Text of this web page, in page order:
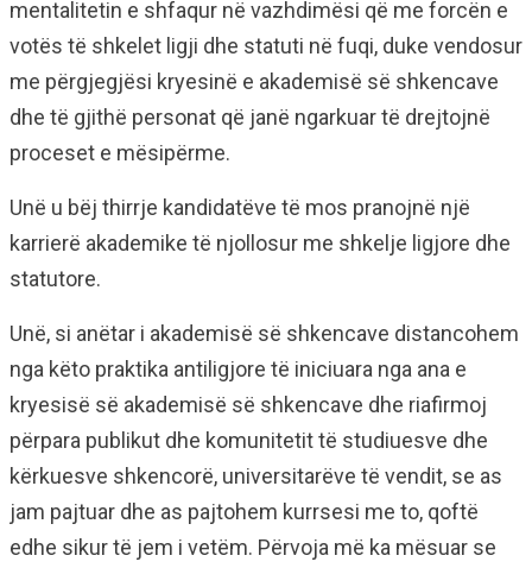
mentalitetin e shfaqur në vazhdimësi që me forcën e
votës të shkelet ligji dhe statuti në fuqi, duke vendosur
me përgjegjësi kryesinë e akademisë së shkencave
dhe të gjithë personat që janë ngarkuar të drejtojnë
proceset e mësipërme.
Unë u bëj thirrje kandidatëve të mos pranojnë një
karrierë akademike të njollosur me shkelje ligjore dhe
statutore.
Unë, si anëtar i akademisë së shkencave distancohem
nga këto praktika antiligjore të iniciuara nga ana e
kryesisë së akademisë së shkencave dhe riafirmoj
përpara publikut dhe komunitetit të studiuesve dhe
kërkuesve shkencorë, universitarëve të vendit, se as
jam pajtuar dhe as pajtohem kurrsesi me to, qoftë
edhe sikur të jem i vetëm. Përvoja më ka mësuar se